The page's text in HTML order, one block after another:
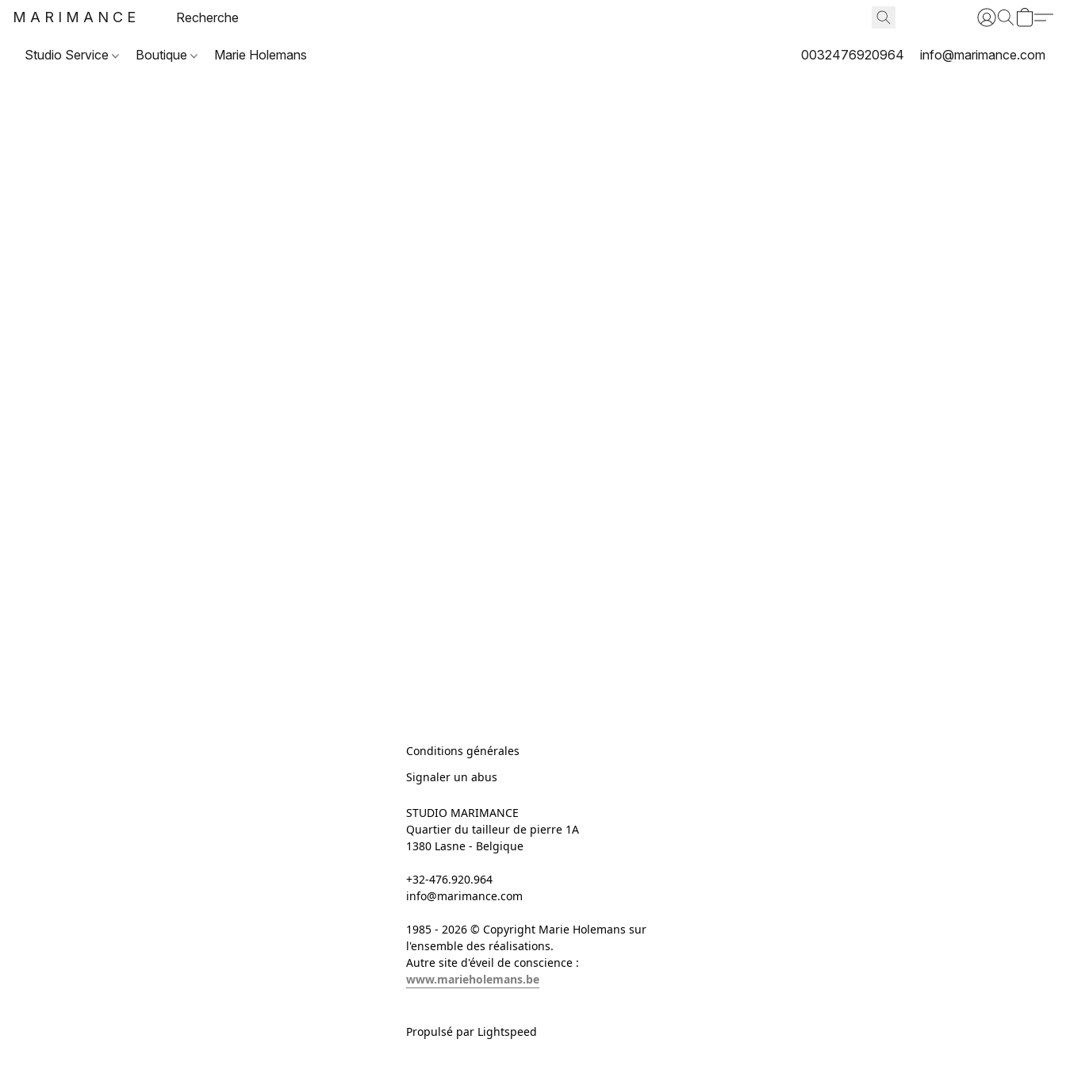
MARIMANCE
Studio Service Boutique Marie Holemans 0032476920964 info@marimance.com
Conditions générales
Signaler un abus
STUDIO MARIMANCE
Quartier du tailleur de pierre 1A
1380 Lasne - Belgique
+32-476.920.964
info@marimance.com
1985 - 2026 © Copyright Marie Holemans sur
l'ensemble des réalisations.
Autre site d'éveil de conscience :
www.marieholemans.be
Propulsé par Lightspeed